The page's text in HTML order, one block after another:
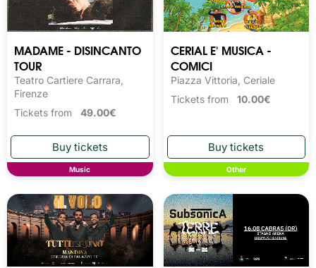
MADAME - DISINCANTO
TOUR
Teatro Cartiere Carrara,
Firenze
Tickets from 49.00€
Music
CERIAL E' MUSICA -
COMICI
Piazza Vittoria, Ceriale
Tickets from 10.00€
Other